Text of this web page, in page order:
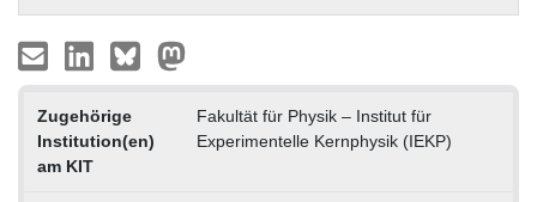
Zugehörige
Institution(en)
am KIT
Fakultät für Physik – Institut für
Experimentelle Kernphysik (IEKP)